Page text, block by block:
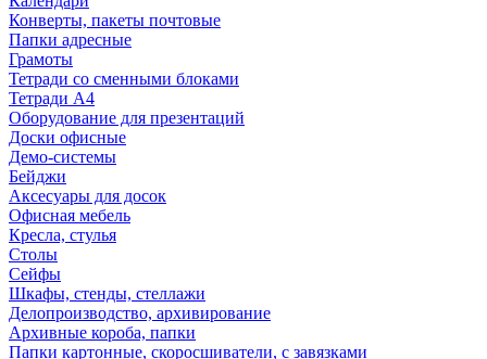
Конверты, пакеты почтовые
Папки адресные
Грамоты
Тетради со сменными блоками
Тетради А4
Оборудование для презентаций
Доски офисные
Демо-системы
Бейджи
Аксесуары для досок
Офисная мебель
Кресла, стулья
Столы
Сейфы
Шкафы, стенды, стеллажи
Делопроизводство, архивирование
Архивные короба, папки
Папки картонные, скоросшиватели, с завязками